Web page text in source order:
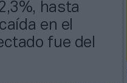
hasta
en el
fue del